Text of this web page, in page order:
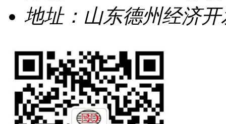
地址：山东德州经济